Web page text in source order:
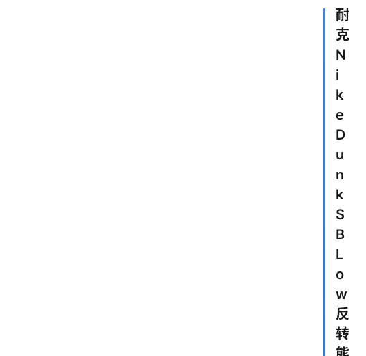
耐
克
N
i
k
e
D
u
n
k
S
B
L
o
w
反
转